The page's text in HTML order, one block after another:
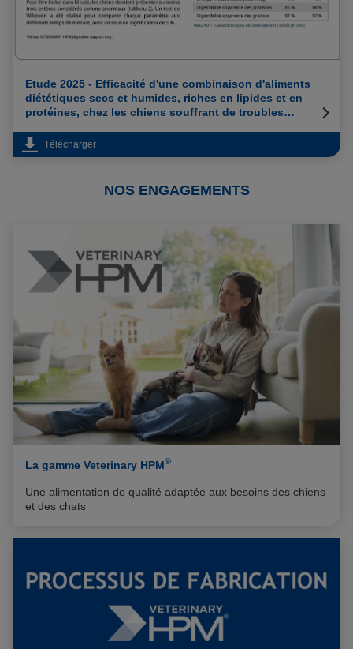
Etude 2025 - Efficacité d'une combinaison d'aliments
diététiques secs et humides, riches en lipides et en
protéines, chez les chiens souffrant de troubles
Télécharger
NOS ENGAGEMENTS
La gamme Veterinary HPM®
Une alimentation de qualité adaptée aux besoins des chiens
et des chats